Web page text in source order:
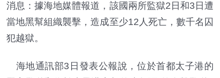
消息：據海地媒體報道，該國兩所監獄2日和3日遭
當地黑幫組織襲擊，造成至少12人死亡，數千名囚
犯越獄。
海地通訊部3日發表公報說，位於首都太子港的